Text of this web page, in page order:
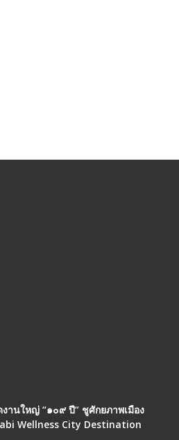
งานใหญ่ “๑๐๙ ปี” ชูศักยภาพเมือง
Wellness City Destination